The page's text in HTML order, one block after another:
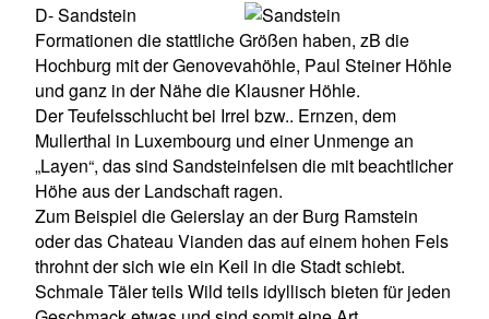
D- Sandstein
Formationen die stattliche Größen haben, zB die
Hochburg mit der Genovevahöhle, Paul Steiner Höhle
und ganz in der Nähe die Klausner Höhle.
Der Teufelsschlucht bei Irrel bzw.. Ernzen, dem
Mullerthal in Luxembourg und einer Unmenge an
„Layen“, das sind Sandsteinfelsen die mit beachtlicher
Höhe aus der Landschaft ragen.
Zum Beispiel die Geierslay an der Burg Ramstein
oder das Chateau Vianden das auf einem hohen Fels
throhnt der sich wie ein Keil in die Stadt schiebt.
Schmale Täler teils Wild teils idyllisch bieten für jeden